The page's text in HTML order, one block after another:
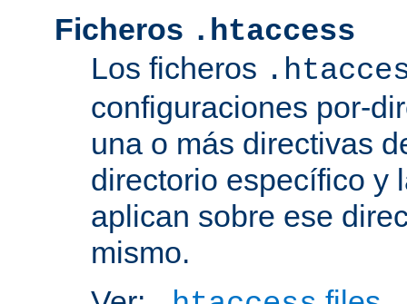
Ficheros .htaccess
Los ficheros
configuraciones por-
una o más directivas
directorio específico y
aplican sobre ese
mismo.